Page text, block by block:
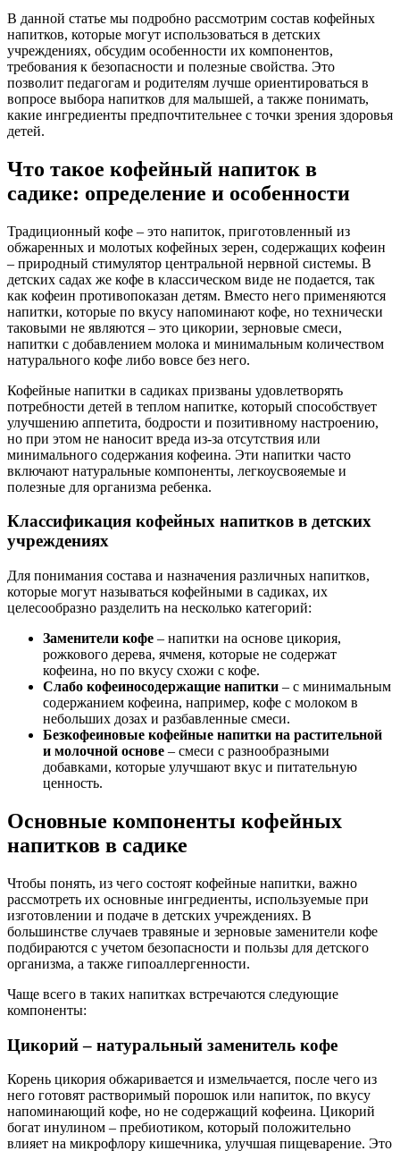
В данной статье мы подробно рассмотрим состав кофейных
напитков, которые могут использоваться в детских
учреждениях, обсудим особенности их компонентов,
требования к безопасности и полезные свойства. Это
позволит педагогам и родителям лучше ориентироваться в
вопросе выбора напитков для малышей, а также понимать,
какие ингредиенты предпочтительнее с точки зрения здоровья
детей.
Что такое кофейный напиток в
садике: определение и особенности
Традиционный кофе – это напиток, приготовленный из
обжаренных и молотых кофейных зерен, содержащих кофеин
– природный стимулятор центральной нервной системы. В
детских садах же кофе в классическом виде не подается, так
как кофеин противопоказан детям. Вместо него применяются
напитки, которые по вкусу напоминают кофе, но технически
таковыми не являются – это цикории, зерновые смеси,
напитки с добавлением молока и минимальным количеством
натурального кофе либо вовсе без него.
Кофейные напитки в садиках призваны удовлетворять
потребности детей в теплом напитке, который способствует
улучшению аппетита, бодрости и позитивному настроению,
но при этом не наносит вреда из-за отсутствия или
минимального содержания кофеина. Эти напитки часто
включают натуральные компоненты, легкоусвояемые и
полезные для организма ребенка.
Классификация кофейных напитков в детских
учреждениях
Для понимания состава и назначения различных напитков,
которые могут называться кофейными в садиках, их
целесообразно разделить на несколько категорий:
Заменители кофе – напитки на основе цикория,
рожкового дерева, ячменя, которые не содержат
кофеина, но по вкусу схожи с кофе.
Слабо кофеиносодержащие напитки – с минимальным
содержанием кофеина, например, кофе с молоком в
небольших дозах и разбавленные смеси.
Безкофеиновые кофейные напитки на растительной
и молочной основе – смеси с разнообразными
добавками, которые улучшают вкус и питательную
ценность.
Основные компоненты кофейных
напитков в садике
Чтобы понять, из чего состоят кофейные напитки, важно
рассмотреть их основные ингредиенты, используемые при
изготовлении и подаче в детских учреждениях. В
большинстве случаев травяные и зерновые заменители кофе
подбираются с учетом безопасности и пользы для детского
организма, а также гипоаллергенности.
Чаще всего в таких напитках встречаются следующие
компоненты:
Цикорий – натуральный заменитель кофе
Корень цикория обжаривается и измельчается, после чего из
него готовят растворимый порошок или напиток, по вкусу
напоминающий кофе, но не содержащий кофеина. Цикорий
богат инулином – пребиотиком, который положительно
влияет на микрофлору кишечника, улучшая пищеварение. Это